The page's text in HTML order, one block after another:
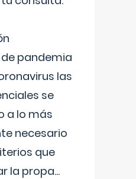
pandemia
las
se
a lo más
necesario
que
la propa...